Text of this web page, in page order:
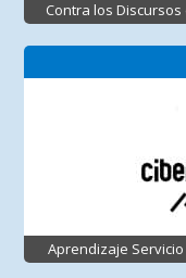
Contra los
Aprendizaje